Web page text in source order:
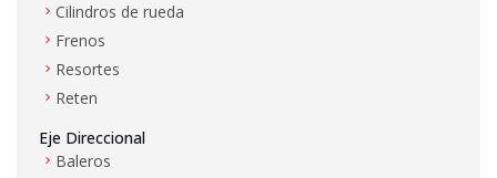
Cilindros de rueda
Frenos
Resortes
Reten
Eje Direccional
Baleros